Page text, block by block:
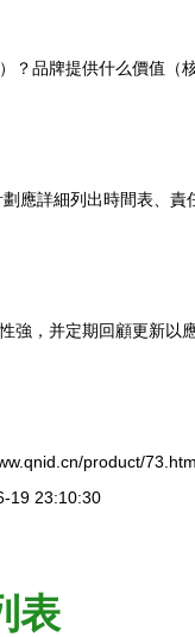
品牌提供什么價值
應詳細列出時間表、
，并定期回顧更新
product/
19 23:10:30
表